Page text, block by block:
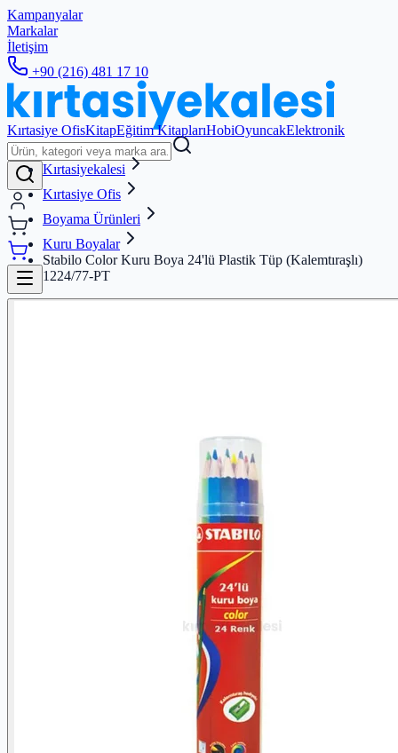
Kampanyalar
Markalar
İletişim
+90 (216) 481 17 10
Kırtasiye OfisKitapEğitim KitaplarıHobiOyuncakElektronik
Kırtasiyekalesi
Kırtasiye Ofis
Boyama Ürünleri
Kuru Boyalar
Stabilo Color Kuru Boya 24'lü Plastik Tüp (Kalemtıraşlı)
1224/77-PT